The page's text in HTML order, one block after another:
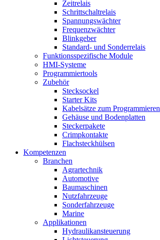
Zeitrelais
Schrittschaltrelais
Spannungswächter
Frequenzwächter
Blinkgeber
Standard- und Sonderrelais
Funktionsspezifische Module
HMI-Systeme
Programmiertools
Zubehör
Stecksockel
Starter Kits
Kabelsätze zum Programmieren
Gehäuse und Bodenplatten
Steckerpakete
Crimpkontakte
Flachsteckhülsen
Kompetenzen
Branchen
Agrartechnik
Automotive
Baumaschinen
Nutzfahrzeuge
Sonderfahrzeuge
Marine
Applikationen
Hydraulikansteuerung